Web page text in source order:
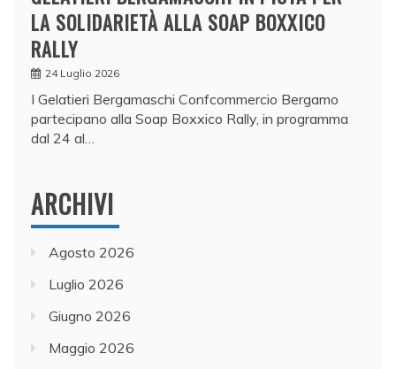
LA SOLIDARIETÀ ALLA SOAP BOXXICO
RALLY
24 Luglio 2026
I Gelatieri Bergamaschi Confcommercio Bergamo
partecipano alla Soap Boxxico Rally, in programma
dal 24 al…
ARCHIVI
Agosto 2026
Luglio 2026
Giugno 2026
Maggio 2026